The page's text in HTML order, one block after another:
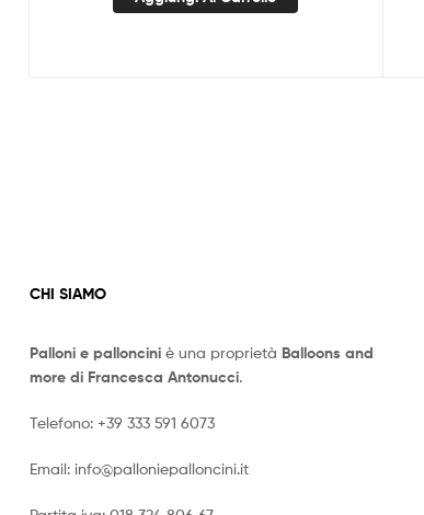
CHI SIAMO
Palloni e palloncini è una proprietà Balloons and
more di Francesca Antonucci.
Telefono: +39 333 591 6073
Email: info@palloniepalloncini.it